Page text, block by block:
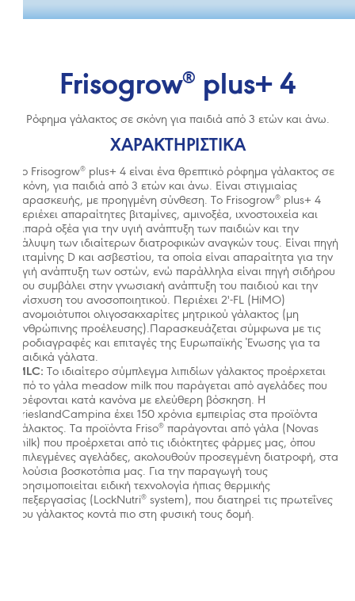
Frisogrow® plus+ 4
Ρόφηµα γάλακτος σε σκόνη για παιδιά από 3 ετών και άνω.
ΧΑΡΑΚΤΗΡΙΣΤΙΚΑ
Το Frisogrow®
plus+ 4 είναι ένα θρεπτικό ρόφηµα γάλακτος σε
σκόνη, για παιδιά από 3 ετών και άνω. Είναι στιγµιαίας
παρασκευής, µε προηγµένη σύνθεση. Το Frisogrow®
plus+ 4
περιέχει απαραίτητες βιταµίνες, αµινοξέα, ιχνοστοιχεία και
λιπαρά οξέα για την υγιή ανάπτυξη των παιδιών και την
κάλυψη των ιδιαίτερων διατροφικών αναγκών τους. Είναι πηγή
βιταμίνης D και ασβεστίου, τα οποία είναι απαραίτητα για την
υγιή ανάπτυξη των οστών, ενώ παράλληλα είναι πηγή σιδήρου
που συμβάλει στην γνωσιακή ανάπτυξη του παιδιού και την
ενίσχυση του ανοσοποιητικού. Περιέχει 2'-FL (HiMO)
πανομοιότυποι ολιγοσακχαρίτες μητρικού γάλακτος (μη
ανθρώπινης προέλευσης).Παρασκευάζεται σύμφωνα με τις
προδιαγραφές και επιταγές της Ευρωπαϊκής Ένωσης για τα
παιδικά γάλατα.
MLC: Το ιδιαίτερο σύμπλεγμα λιπιδίων γάλακτος προέρχεται
από το γάλα meadow milk που παράγεται από αγελάδες που
τρέφονται κατά κανόνα με ελεύθερη βόσκηση. H
FrieslandCampina έχει 150 χρόνια εμπειρίας στα προϊόντα
γάλακτος. Τα προϊόντα Friso® παράγονται από γάλα (Novas
milk) που προέρχεται από τις ιδιόκτητες φάρμες μας, όπου
επιλεγμένες αγελάδες, ακολουθούν προσεγμένη διατροφή, στα
πλούσια βοσκοτόπια μας. Για την παραγωγή τους
χρησιμοποιείται ειδική τεχνολογία ήπιας θερμικής
επεξεργασίας (LockNutri® system), που διατηρεί τις πρωτεΐνες
του γάλακτος κοντά πιο στη φυσική τους δομή.
Ο μητρικός θηλασμός συνιστά την καλύτερη διατροφή για
υγιή ανάπτυξη και εξέλιξη των βρεφών.
Ο αποκλειστικός θηλασμός για 6 μήνες είναι ο βέλτιστος
τρόπος διατροφής των βρεφών. Μετά, τα βρέφη θα πρέπει
λαμβάνουν συμπληρωματικές τροφές με συνεχόμενο
μέχρι τα δύο έτη.
Μη αναγκαία εισαγωγή θήλαστρου (μπιμπερό), μερικώς ή
πλήρως, ή λοιπών συμπληρωματικών τροφίμων και ποτών
ενδέχεται να έχει αρνητικές και μάλιστα μη αναστρέψιμες
συνέπειες στον θηλασμό. Οι μητέρες θα πρέπει να
συμβουλευτούν τον γιατρό τους και να αναλογιστούν τις
κοινωνικές και οικονομικές συνέπειες, πριν αποφασίσουν να
χορηγήσουν υποκατάστατα μητρικού γάλακτος ή αν
δυσκολεύονται με τον θηλασμό.
Οι οδηγίες χρήσης, προετοιμασίας και αποθήκευσης
υποκατάστατων μητρικού γάλακτος ή λοιπών
συμπληρωματικών τροφών και ποτών θα πρέπει να
ακολουθούνται με τη δέουσα επιμέλεια, δεδομένου ότι η μη
ορθή ή μη αναγκαία χρήση συνεπάγεται κίνδυνο για την